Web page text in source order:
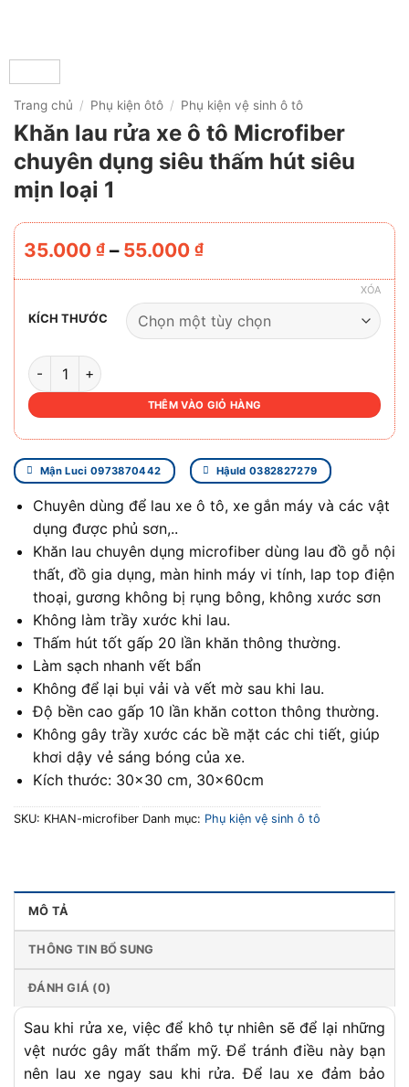
Trang chủ / Phụ kiện ôtô / Phụ kiện vệ sinh ô tô
Khăn lau rửa xe ô tô Microfiber
chuyên dụng siêu thấm hút siêu
mịn loại 1
35.000 ₫ – 55.000 ₫Khoảng
từ
35.000 ₫
đến
55.000 ₫
KÍCH THƯỚC
XÓA
KHĂN LAU RỬA XE Ô TÔ MICROFIBER CHUYÊN DỤNG
THÊM VÀO GIỎ HÀNG
Mận Luci 0973870442 Hậuld 0382827279
Chuyên dùng để lau xe ô tô, xe gắn máy và các vật
dụng được phủ sơn,..
Khăn lau chuyên dụng microfiber dùng lau đồ gỗ nội
thất, đồ gia dụng, màn hinh máy vi tính, lap top điện
thoại, gương không bị rụng bông, không xước sơn
Không làm trầy xước khi lau.
Thấm hút tốt gấp 20 lần khăn thông thường.
Làm sạch nhanh vết bẩn
Không để lại bụi vải và vết mờ sau khi lau.
Độ bền cao gấp 10 lần khăn cotton thông thường.
Không gây trầy xước các bề mặt các chi tiết, giúp
khơi dậy vẻ sáng bóng của xe.
Kích thước: 30×30 cm, 30x60cm
SKU: KHAN-microfiber Danh mục: Phụ kiện vệ sinh ô tô
MÔ TẢ
THÔNG TIN BỔ SUNG
ĐÁNH GIÁ (0)
Sau khi rửa xe, việc để khô tự nhiên sẽ để lại những
vệt nước gây mất thẩm mỹ. Để tránh điều này bạn
nên lau xe ngay sau khi rửa. Để lau xe đảm bảo